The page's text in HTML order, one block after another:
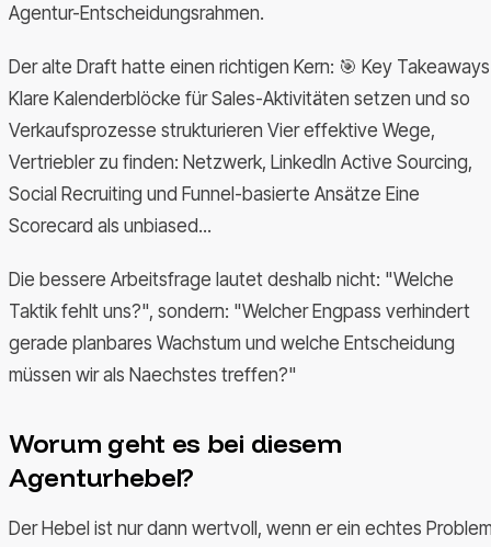
Agentur-Entscheidungsrahmen.
Der alte Draft hatte einen richtigen Kern: 🎯 Key Takeaways
Klare Kalenderblöcke für Sales-Aktivitäten setzen und so
Verkaufsprozesse strukturieren Vier effektive Wege,
Vertriebler zu finden: Netzwerk, LinkedIn Active Sourcing,
Social Recruiting und Funnel-basierte Ansätze Eine
Scorecard als unbiased...
Die bessere Arbeitsfrage lautet deshalb nicht: "Welche
Taktik fehlt uns?", sondern: "Welcher Engpass verhindert
gerade planbares Wachstum und welche Entscheidung
müssen wir als Naechstes treffen?"
Worum geht es bei diesem
Agenturhebel?
Der Hebel ist nur dann wertvoll, wenn er ein echtes